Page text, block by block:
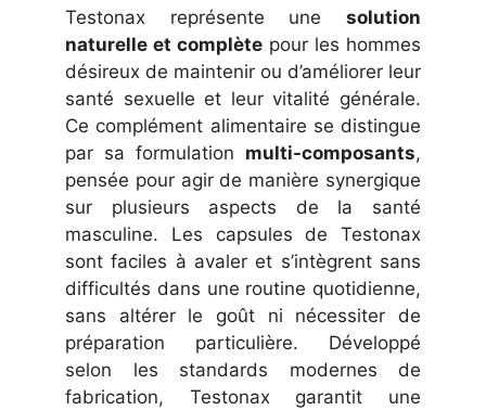
Testonax représente une solution
naturelle et complète pour les hommes
désireux de maintenir ou d’améliorer leur
santé sexuelle et leur vitalité générale.
Ce complément alimentaire se distingue
par sa formulation multi-composants,
pensée pour agir de manière synergique
sur plusieurs aspects de la santé
masculine. Les capsules de Testonax
sont faciles à avaler et s’intègrent sans
difficultés dans une routine quotidienne,
sans altérer le goût ni nécessiter de
préparation particulière. Développé
selon les standards modernes de
fabrication, Testonax garantit une